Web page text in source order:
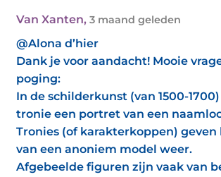
Van Xanten, 3 maand geleden
@Alona d’hier
Dank je voor aandacht! Mooie
poging:
In de schilderkunst (van 1500-
tronie een portret van een
Tronies (of karakterkoppen)
van een anoniem model weer.
Afgebeelde figuren zijn vaak van